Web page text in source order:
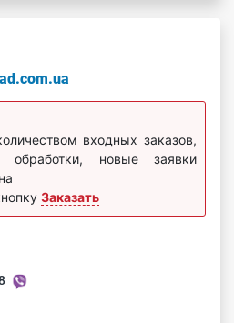
входных заказов,
новые заявки
Заказать